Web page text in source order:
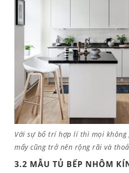
Với sự bố trí hợp lí thì mọi không
mấy cũng trở nên rộng rãi và
3.2 MẪU TỦ BẾP NHÔM